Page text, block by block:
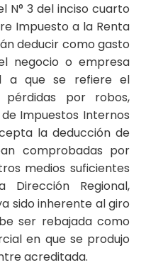
N° 3 del inciso cuarto
Impuesto a la Renta
deducir como gasto
negocio o empresa
a que se refiere el
pérdidas por robos,
Impuestos Internos
la deducción de
comprobadas por
medios suficientes
Regional,
sido inherente al giro
ser rebajada como
en que se produjo
acreditada.